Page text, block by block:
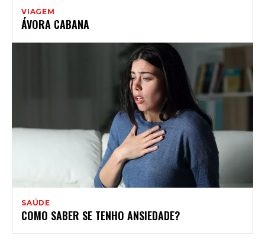
VIAGEM
ÁVORA CABANA
SAÚDE
COMO SABER SE TENHO ANSIEDADE?